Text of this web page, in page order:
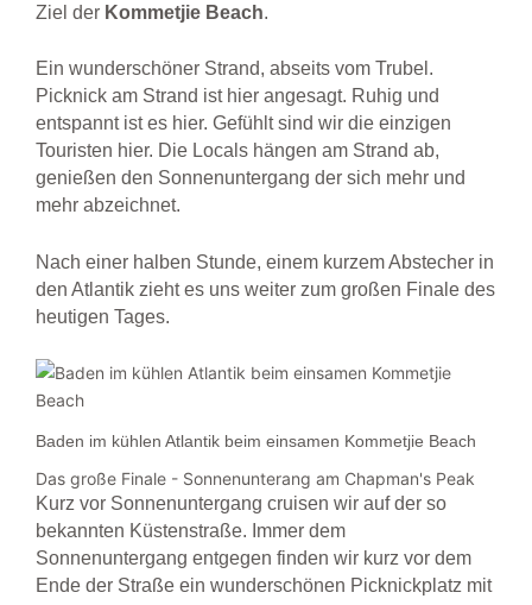
Ziel der Kommetjie Beach.
Ein wunderschöner Strand, abseits vom Trubel.
Picknick am Strand ist hier angesagt. Ruhig und
entspannt ist es hier. Gefühlt sind wir die einzigen
Touristen hier. Die Locals hängen am Strand ab,
genießen den Sonnenuntergang der sich mehr und
mehr abzeichnet.
Nach einer halben Stunde, einem kurzem Abstecher in
den Atlantik zieht es uns weiter zum großen Finale des
heutigen Tages.
Baden im kühlen Atlantik beim einsamen Kommetjie Beach
Das große Finale - Sonnenunterang am Chapman's Peak
Kurz vor Sonnenuntergang cruisen wir auf der so
bekannten Küstenstraße. Immer dem
Sonnenuntergang entgegen finden wir kurz vor dem
Ende der Straße ein wunderschönen Picknickplatz mit